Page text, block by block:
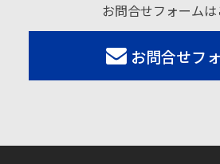
お問合せフォームは
お問合せフ